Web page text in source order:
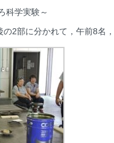
科学実験～
2部に分かれて，午前8名